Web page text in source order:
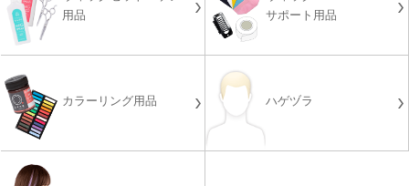
用品
サポート用品
カラーリング用品 ハゲヅラ